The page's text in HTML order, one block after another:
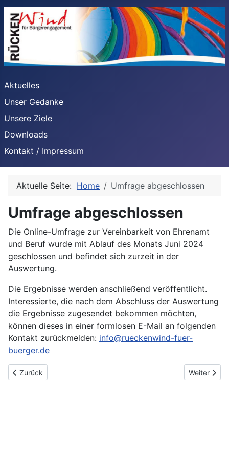
Aktuelles
Unser Gedanke
Unsere Ziele
Downloads
Kontakt / Impressum
Aktuelle Seite: Home Umfrage abgeschlossen
Umfrage abgeschlossen
Die Online-Umfrage zur Vereinbarkeit von Ehrenamt
und Beruf wurde mit Ablauf des Monats Juni 2024
geschlossen und befindet sich zurzeit in der
Auswertung.
Die Ergebnisse werden anschließend veröffentlicht.
Interessierte, die nach dem Abschluss der Auswertung
die Ergebnisse zugesendet bekommen möchten,
können dieses in einer formlosen E-Mail an folgenden
Kontakt zurückmelden: info@rueckenwind-fuer-
buerger.de
Vorheriger Beitrag: Zivilgesellschaft für Demokratie und Vielfalt
Zurück Nächster
Weiter